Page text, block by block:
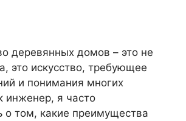
деревянных домов – это не
это искусство, требующее
и понимания многих
инженер, я часто
о том, какие преимущества